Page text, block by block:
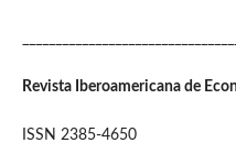
Revista Iberoamericana de
ISSN 2385-4650